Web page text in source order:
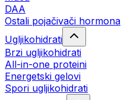
DAA
Ostali pojačivači hormona
Ugljikohidrati
Brzi ugljikohidrati
All-in-one proteini
Energetski gelovi
Spori ugljikohidrati